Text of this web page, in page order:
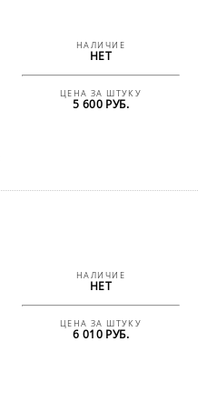
НАЛИЧИЕ
НЕТ
ЦЕНА ЗА ШТУКУ
5 600 РУБ.
НАЛИЧИЕ
НЕТ
ЦЕНА ЗА ШТУКУ
6 010 РУБ.